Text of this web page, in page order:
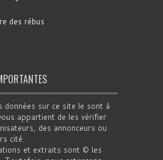
des rébus
données sur ce site le sont à
appartient de les vérifier
des annonceurs ou
cité.
et extraits sont © les